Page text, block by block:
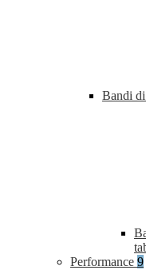
Bandi
Performance 9